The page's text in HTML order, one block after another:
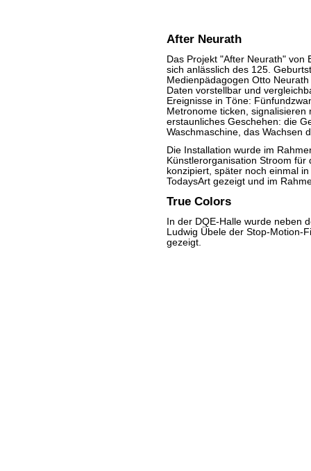
After Neurath
Das Projekt "After Neurath" von
sich anlässlich des 125.
Medienpädagogen Otto
Daten vorstellbar und
Ereignisse in Töne:
Metronome ticken,
erstaunliches Geschehen: die
Waschmaschine, das Wachsen
Die Installation wurde im
Künstlerorganisation Stroom
konzipiert, später noch einmal
TodaysArt gezeigt und im
True Colors
In der DQE-Halle wurde neben
Ludwig Übele der Stop-Motion-
gezeigt.